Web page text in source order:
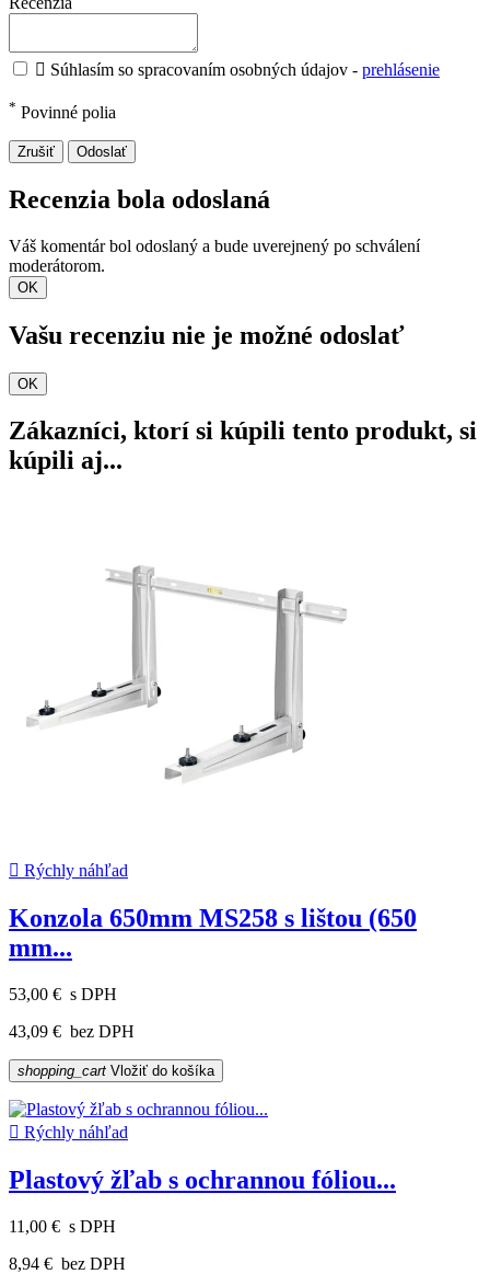
 Súhlasím so spracovaním osobných údajov - prehlásenie
* Povinné polia
Zrušiť Odoslať
Recenzia bola odoslaná
Váš komentár bol odoslaný a bude uverejnený po schválení
moderátorom.
OK
Vašu recenziu nie je možné odoslať
OK
Zákazníci, ktorí si kúpili tento produkt, si
kúpili aj...
 Rýchly náhľad
Konzola 650mm MS258 s lištou (650
mm...
53,00 € s DPH
43,09 € bez DPH
shopping_cart Vložiť do košíka
 Rýchly náhľad
Plastový žľab s ochrannou fóliou...
11,00 € s DPH
8,94 € bez DPH